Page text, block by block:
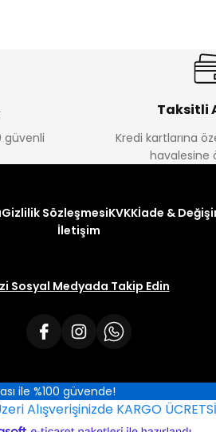
güvenli
Taksitli
Kredi kartlarına
havalesine
Gizlilik SözleşmesiKVKKİade &
İletişim
Sosyal Medyada Takip Edin
ile %100 güvende!
Alışverişinizde KARGO